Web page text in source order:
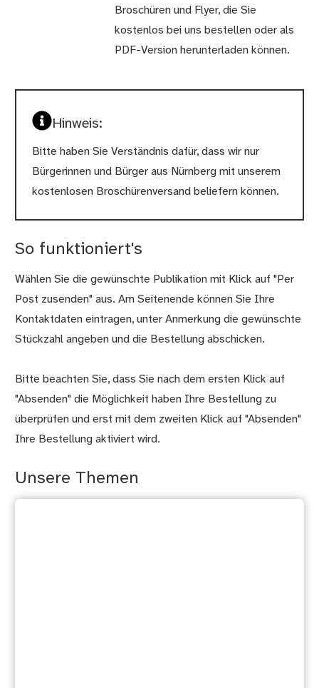
Broschüren und Flyer, die Sie
kostenlos bei uns bestellen oder als
PDF-Version herunterladen können.
Hinweis:
Bitte haben Sie Verständnis dafür, dass wir nur
Bürgerinnen und Bürger aus Nürnberg mit unserem
kostenlosen Broschürenversand beliefern können.
So funktioniert's
Wählen Sie die gewünschte Publikation mit Klick auf "Per
Post zusenden" aus. Am Seitenende können Sie Ihre
Kontaktdaten eintragen, unter Anmerkung die gewünschte
Stückzahl angeben und die Bestellung abschicken.
Bitte beachten Sie, dass Sie nach dem ersten Klick auf
"Absenden" die Möglichkeit haben Ihre Bestellung zu
überprüfen und erst mit dem zweiten Klick auf "Absenden"
Ihre Bestellung aktiviert wird.
Unsere Themen